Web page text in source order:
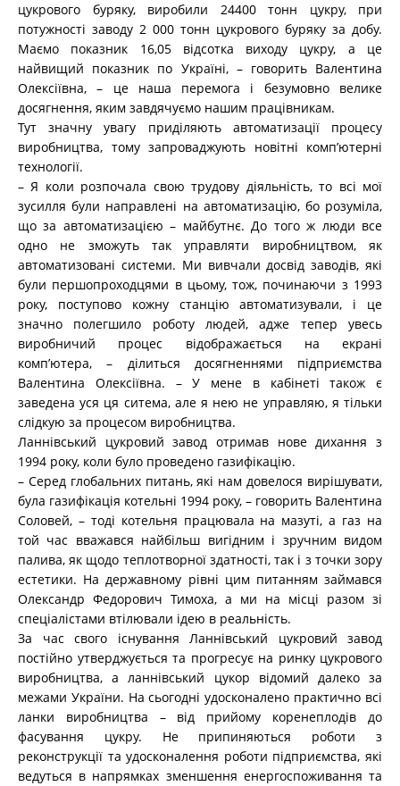
цукрового буряку, виробили 24400 тонн цукру, при
потужності заводу 2 000 тонн цукрового буряку за добу.
Маємо показник 16,05 відсотка виходу цукру, а це
найвищий показник по Україні, – говорить Валентина
Олексіївна, – це наша перемога і безумовно велике
досягнення, яким завдячуємо нашим працівникам.
Тут значну увагу приділяють автоматизації процесу
виробництва, тому запроваджують новітні комп’ютерні
технології.
– Я коли розпочала свою трудову діяльність, то всі мої
зусилля були направлені на автоматизацію, бо розуміла,
що за автоматизацією – майбутнє. До того ж люди все
одно не зможуть так управляти виробництвом, як
автоматизовані системи. Ми вивчали досвід заводів, які
були першопроходцями в цьому, тож, починаючи з 1993
року, поступово кожну станцію автоматизували, і це
значно полегшило роботу людей, адже тепер увесь
виробничий процес відображається на екрані
комп’ютера, – ділиться досягненнями підприємства
Валентина Олексіївна. – У мене в кабінеті також є
заведена уся ця ситема, але я нею не управляю, я тільки
слідкую за процесом виробництва.
Ланнівський цукровий завод отримав нове дихання з
1994 року, коли було проведено газифікацію.
– Серед глобальних питань, які нам довелося вирішувати,
була газифікація котельні 1994 року, – говорить Валентина
Соловей, – тоді котельня працювала на мазуті, а газ на
той час вважався найбільш вигідним і зручним видом
палива, як щодо теплотворної здатності, так і з точки зору
естетики. На державному рівні цим питанням займався
Олександр Федорович Тимоха, а ми на місці разом зі
спеціалістами втілювали ідею в реальність.
За час свого існування Ланнівський цукровий завод
постійно утверджується та прогресує на ринку цукрового
виробництва, а ланнівський цукор відомий далеко за
межами України. На сьогодні удосконалено практично всі
ланки виробництва – від прийому коренеплодів до
фасування цукру. Не припиняються роботи з
реконструкції та удосконалення роботи підприємства, які
ведуться в напрямках зменшення енергоспоживання та